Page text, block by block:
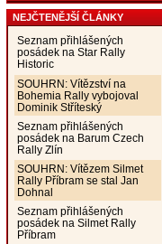
NEJČTENĚJŠÍ ČLÁNKY
Seznam přihlášených
posádek na Star Rally
Historic
SOUHRN: Vítězství na
Bohemia Rally vybojoval
Dominik Stříteský
Seznam přihlášených
posádek na Barum Czech
Rally Zlín
SOUHRN: Vítězem Silmet
Rally Příbram se stal Jan
Dohnal
Seznam přihlášených
posádek na Silmet Rally
Příbram